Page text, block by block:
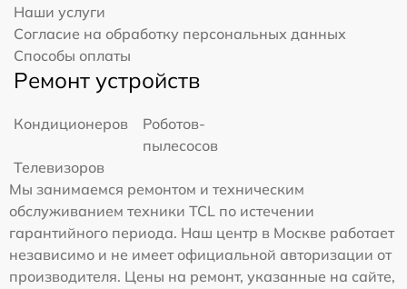
Наши услуги
Согласие на обработку персональных данных
Способы оплаты
Ремонт устройств
Кондиционеров
Роботов-
пылесосов
Телевизоров
Мы занимаемся ремонтом и техническим
обслуживанием техники TCL по истечении
гарантийного периода. Наш центр в Москве работает
независимо и не имеет официальной авторизации от
производителя. Цены на ремонт, указанные на сайте,